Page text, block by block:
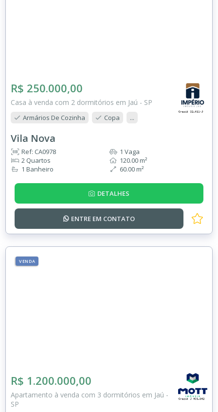
R$ 250.000,00
Casa à venda com 2 dormitórios em Jaú - SP
Armários De Cozinha Copa ...
Vila Nova
Ref: CA0978
2 Quartos
1 Banheiro
1 Vaga
120.00 m²
60.00 m²
DETALHES
ENTRE EM CONTATO
VENDA
R$ 1.200.000,00
Apartamento à venda com 3 dormitórios em Jaú -
SP